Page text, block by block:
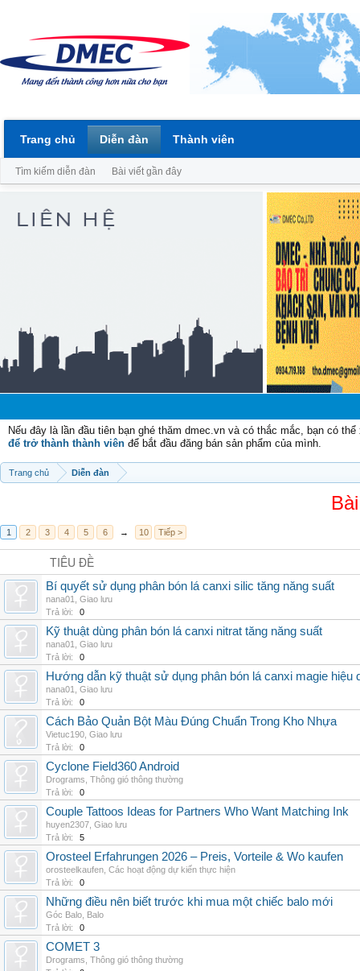
Nếu đây là lần đầu tiên bạn ghé thăm dmec.vn và có thắc mắc, bạn có
để trở thành thành viên để bắt đầu đăng bán sản phẩm của mình.
Trang chủ Diễn đàn
1 2 3 4 5 6 → 10 Tiếp >
TIÊU ĐỀ
Bí quyết sử dụng phân bón lá canxi silic tăng năng suất
nana01
Giao lưu
Trả lời:
0
Kỹ thuật dùng phân bón lá canxi nitrat tăng năng suất
nana01
Giao lưu
Trả lời:
0
Hướng dẫn kỹ thuật sử dụng phân bón lá canxi magie hiệu
nana01
Giao lưu
Trả lời:
0
Cách Bảo Quản Bột Màu Đúng Chuẩn Trong Kho Nhựa
Vietuc190 Giao lưu
Trả lời:
0
Cyclone Field360 Android
Drograms Thông gió thông thường
Trả lời:
0
Couple Tattoos Ideas for Partners Who Want Matching Ink
huyen2307 Giao lưu
Trả lời:
5
Orosteel Erfahrungen 2026 – Preis, Vorteile & Wo kaufen
orosteelkaufen Các hoạt động dự kiến thực hiện
Trả lời:
0
Những điều nên biết trước khi mua một chiếc balo mới
Góc Balo Balo
Trả lời:
0
COMET 3
Drograms Thông gió thông thường
Trang chủ Diễn đàn
Tìm kiếm diễn đàn Bài viết gần đây
Thành viên